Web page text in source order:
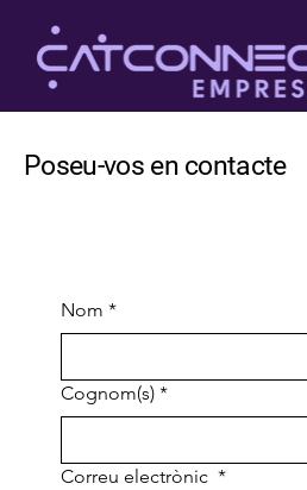
Poseu-vos en contacte
Nom *
Cognom(s) *
Correu electrònic *